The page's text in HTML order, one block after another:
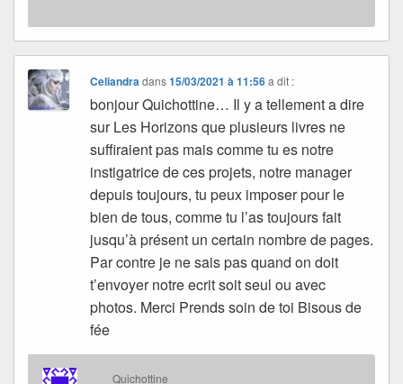
Celiandra dans15/03/2021 à 11:56 a dit :
bonjour Quichottine… Il y a tellement a dire
sur Les Horizons que plusieurs livres ne
suffiraient pas mais comme tu es notre
instigatrice de ces projets, notre manager
depuis toujours, tu peux imposer pour le
bien de tous, comme tu l’as toujours fait
jusqu’à présent un certain nombre de pages.
Par contre je ne sais pas quand on doit
t’envoyer notre ecrit soit seul ou avec
photos. Merci Prends soin de toi Bisous de
fée
Quichottine